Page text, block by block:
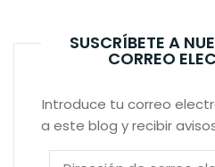
SUSCRÍBETE A
CORREO
Introduce tu correo
a este blog y recibir
Dirección